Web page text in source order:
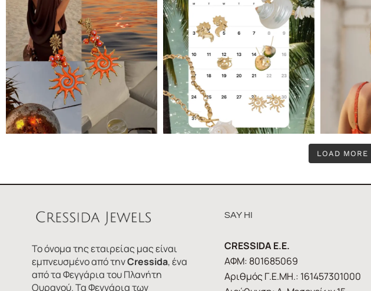
LOAD MORE
Το όνομα της εταιρείας μας είναι
εμπνευσμένο από τηνCressida, ένα
από τα Φεγγάρια του Πλανήτη
Ουρανού. Τα Φεγγάρια των
SAY HI
CRESSIDA E.E.
ΑΦΜ: 801685069
Αριθμός Γ.Ε.ΜΗ.: 161457301000